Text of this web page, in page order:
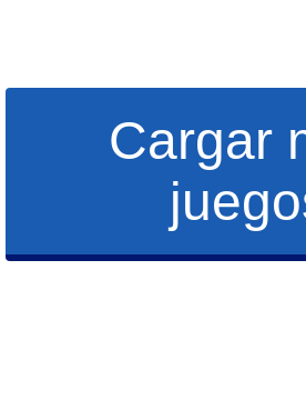
Cargar